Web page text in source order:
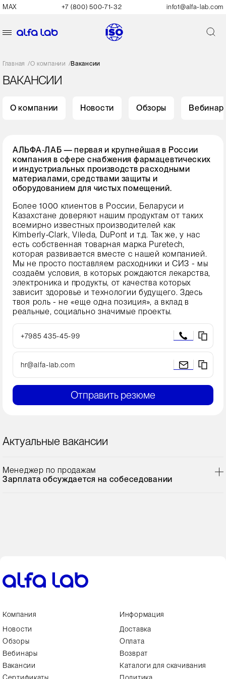
MAX +7 (800) 500-71-32 info1@alfa-lab.com
Главная /О компании /Вакансии
ВАКАНСИИ
О компании Новости Обзоры
АЛЬФА‑ЛАБ — первая и крупнейшая в России
компания в сфере снабжения фармацевтических
и индустриальных производств расходными
материалами, средствами защиты и
оборудованием для чистых помещений.
Более 1000 клиентов в России, Беларуси и
Казахстане доверяют нашим продуктам от таких
всемирно известных производителей как
Kimberly‑Clark, Vileda, DuPont и т.д. Так же, у нас
есть собственная товарная марка Puretech,
которая развивается вместе с нашей компанией.
Мы не просто поставляем расходники и СИЗ - мы
создаём условия, в которых рождаются лекарства,
электроника и продукты, от качества которых
зависит здоровье и технологии будущего. Здесь
твоя роль - не «еще одна позиция», а вклад в
реальные, социально значимые проекты.
+7985 435-45-99
hr@alfa-lab.com
Отправить резюме
Актуальные вакансии
Менеджер по продажам
Зарплата обсуждается на собеседовании
Компания
Новости
Обзоры
Вебинары
Вакансии
Информация
Доставка
Оплата
Возврат
Каталоги для скачивания